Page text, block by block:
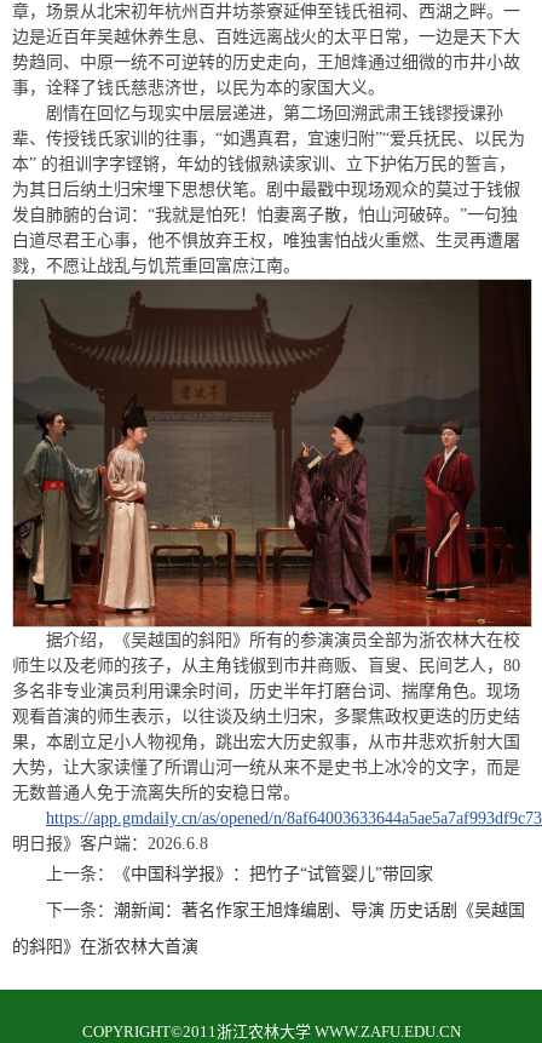
章，场景从北宋初年杭州百井坊茶寮延伸至钱氏祖祠、西湖之畔。一
边是近百年吴越休养生息、百姓远离战火的太平日常，一边是天下大
势趋同、中原一统不可逆转的历史走向，王旭烽通过细微的市井小故
事，诠释了钱氏慈悲济世，以民为本的家国大义。
剧情在回忆与现实中层层递进，第二场回溯武肃王钱镠授课孙
辈、传授钱氏家训的往事，“如遇真君，宜速归附”“爱兵抚民、以民为
本” 的祖训字字铿锵，年幼的钱俶熟读家训、立下护佑万民的誓言，
为其日后纳土归宋埋下思想伏笔。剧中最戳中现场观众的莫过于钱俶
发自肺腑的台词：“我就是怕死！怕妻离子散，怕山河破碎。”一句独
白道尽君王心事，他不惧放弃王权，唯独害怕战火重燃、生灵再遭屠
戮，不愿让战乱与饥荒重回富庶江南。
据介绍，《吴越国的斜阳》所有的参演演员全部为浙农林大在校
师生以及老师的孩子，从主角钱俶到市井商贩、盲叟、民间艺人，80
多名非专业演员利用课余时间，历史半年打磨台词、揣摩角色。现场
观看首演的师生表示，以往谈及纳土归宋，多聚焦政权更迭的历史结
果，本剧立足小人物视角，跳出宏大历史叙事，从市井悲欢折射大国
大势，让大家读懂了所谓山河一统从来不是史书上冰冷的文字，而是
无数普通人免于流离失所的安稳日常。
https://app.gmdaily.cn/as/opened/n/8af64003633644a5ae5a7af993df9c73
明日报》客户端：2026.6.8
上一条：
《中国科学报》：把竹子“试管婴儿”带回家
下一条： 潮新闻：著名作家王旭烽编剧、导演 历史话剧《吴越国
的斜阳》在浙农林大首演
COPYRIGHT©2011浙江农林大学 WWW.ZAFU.EDU.CN